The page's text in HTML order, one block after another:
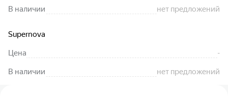
В наличии нет предложений
Supernova
Цена -
В наличии нет предложений